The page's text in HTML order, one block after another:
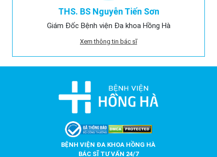
THS. BS Nguyễn Tiến Sơn
Giám Đốc Bệnh viện Đa khoa Hồng Hà
Xem thông tin bác sĩ
BỆNH VIỆN ĐA KHOA HỒNG HÀ
BÁC SĨ TƯ VẤN 24/7